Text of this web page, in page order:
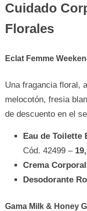
Cuidado
Florales
Eclat Femme
Una fragancia floral,
melocotón, fresia
de descuento en el
Eau de Toilette
Cód. 42499 –
Crema
Desodorante
Gama Milk & Honey